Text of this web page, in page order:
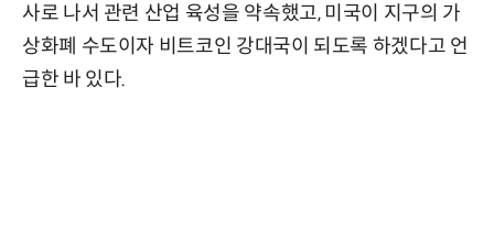
사로 나서 관련 산업 육성을 약속했고, 미국이 지구의 가
상화폐 수도이자 비트코인 강대국이 되도록 하겠다고 언
급한 바 있다.